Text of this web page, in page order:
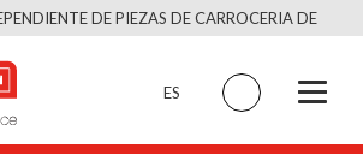
Saltar
DE PIEZAS DE CARROCERIA DE
EQUIVALENTE AL ORIGINAL
ES